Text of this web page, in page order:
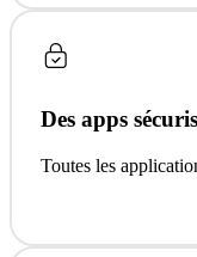
Des apps
Toutes les